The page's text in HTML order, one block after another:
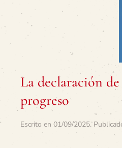
La declaración
progreso
Escrito en 01/09/2025.